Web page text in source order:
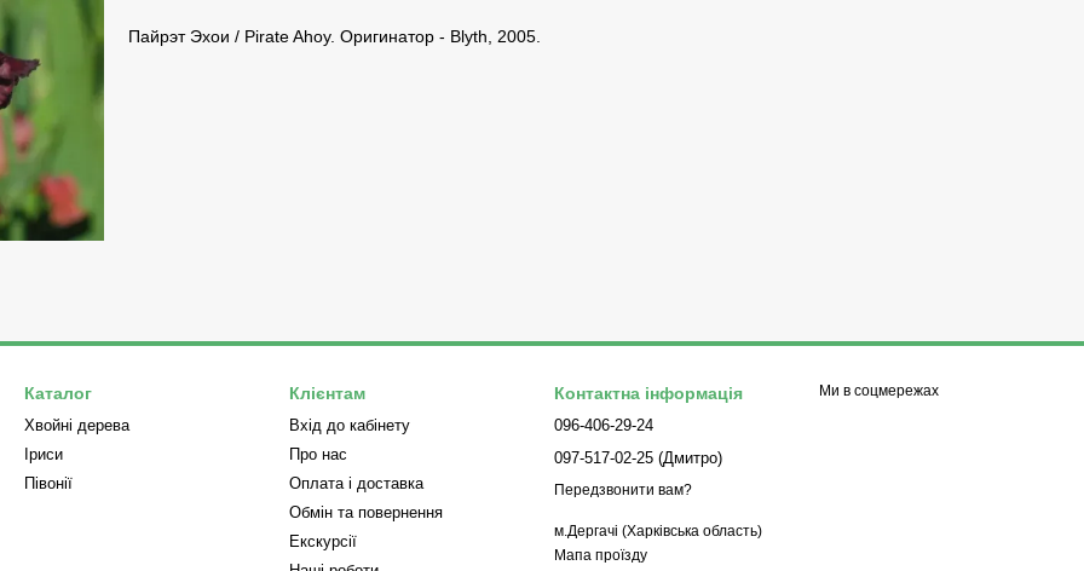
Пайрэт Эхои / Pirate Ahoy. Оригинатор - Blyth, 2005.
Каталог
Хвойні дерева
Iриси
Півонії
Клієнтам
Вхід до кабінету
Про нас
Оплата і доставка
Обмін та повернення
Екскурсії
Контактна інформація
096-406-29-24
097-517-02-25 (Дмитро)
Передзвонити вам?
м.Дергачі (Харківська область)
Мапа проїзду
Ми в соцмережах